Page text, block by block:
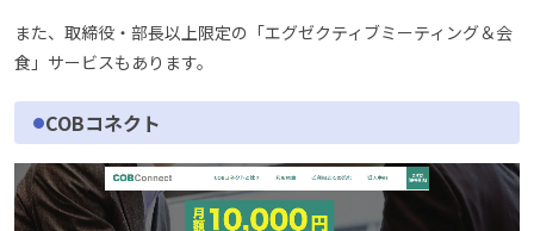
また、取締役・部長以上限定の「エグゼクティブミーティング＆会
食」サービスもあります。
COBコネクト